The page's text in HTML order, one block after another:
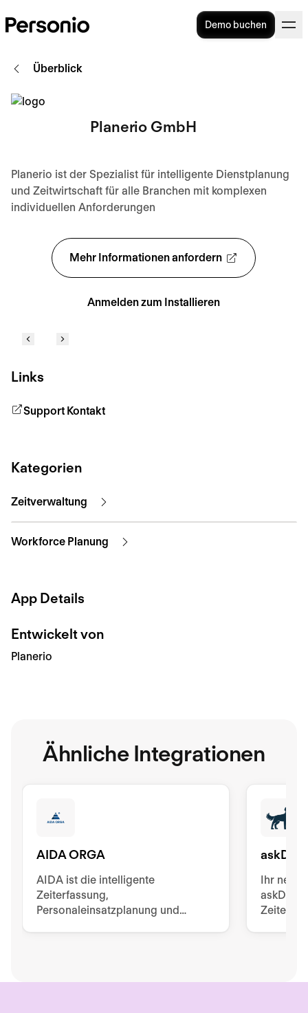
Demo buchen
Mehr Informationen anfordern
Anmelden zum Installieren
Überblick
Planerio GmbH
Planerio ist der Spezialist für intelligente Dienstplanung
und Zeitwirtschaft für alle Branchen mit komplexen
individuellen Anforderungen
Links
Support Kontakt
Kategorien
Zeitverwaltung
Workforce Planung
App Details
Entwickelt von
Planerio
Ähnliche Integrationen
AIDA ORGA
AIDA ist die intelligente
Zeiterfassung,
Personaleinsatzplanung und
Ihr